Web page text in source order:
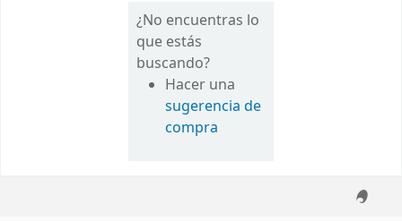
¿No encuentras lo
que estás
buscando?
Hacer una
sugerencia de
compra